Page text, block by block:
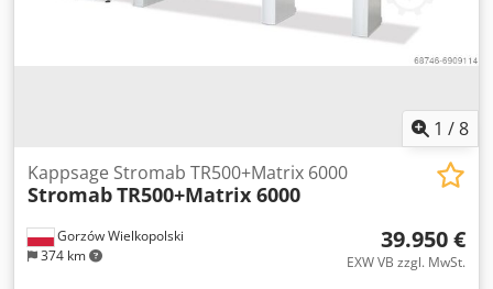
Auslauftisch (pro Meter) - Etikettendrucker - MO9416XLTD
Technische Spezifikationen: - Gehrungswinkel: 90° -
Maximale Schnittlänge: 360 mm - Maximale Schnitthöhe:
Maximaler Sägeblattdurchmesser: 500 mm Dedpfey I N
Akjx Aiuokr - Motorleistung: 10 PS - Seriennummer: 10561
1 /8
Gorzów Wielkopolski
374 km
Kappsage Stromab TR500+Matrix 6000
StromabTR500+Matrix 6000
39.950 €
EXW VB zzgl. MwSt.